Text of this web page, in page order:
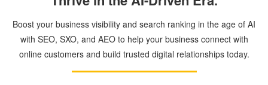
Boost your business visibility and search ranking in the age of AI
with SEO, SXO, and AEO to help your business connect with
online customers and build trusted digital relationships today.